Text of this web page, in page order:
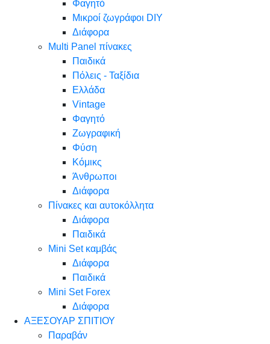
Φαγητό
Μικροί ζωγράφοι DIY
Διάφορα
Multi Panel πίνακες
Παιδικά
Πόλεις - Ταξίδια
Ελλάδα
Vintage
Φαγητό
Ζωγραφική
Φύση
Κόμικς
Άνθρωποι
Διάφορα
Πίνακες και αυτοκόλλητα
Διάφορα
Παιδικά
Mini Set καμβάς
Διάφορα
Παιδικά
Mini Set Forex
Διάφορα
ΑΞΕΣΟΥΑΡ ΣΠΙΤΙΟΥ
Παραβάν